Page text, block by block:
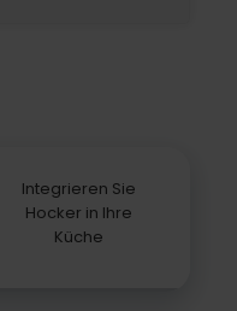
Integrieren Sie
Hocker in Ihre
Küche